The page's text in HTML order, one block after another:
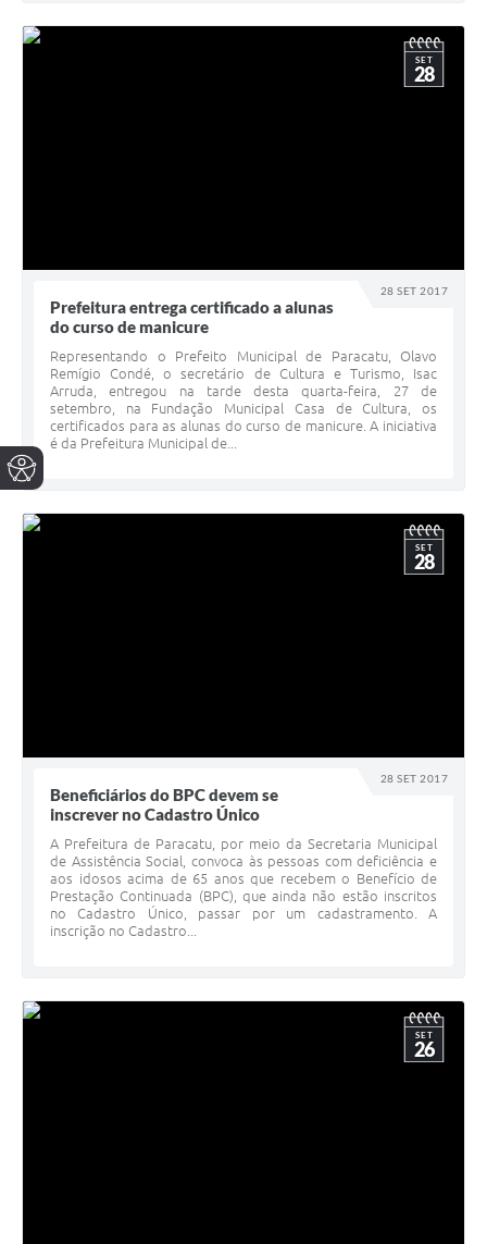
28 SET 2017
SET
28
Prefeitura entrega certificado a alunas
do curso de manicure
Representando o Prefeito Municipal de Paracatu, Olavo
Remígio Condé, o secretário de Cultura e Turismo, Isac
Arruda, entregou na tarde desta quarta-feira, 27 de
setembro, na Fundação Municipal Casa de Cultura, os
certificados para as alunas do curso de manicure. A iniciativa
é da Prefeitura Municipal de...
28 SET 2017
SET
28
Beneficiários do BPC devem se
inscrever no Cadastro Único
A Prefeitura de Paracatu, por meio da Secretaria Municipal
de Assistência Social, convoca às pessoas com deficiência e
aos idosos acima de 65 anos que recebem o Benefício de
Prestação Continuada (BPC), que ainda não estão inscritos
no Cadastro Único, passar por um cadastramento. A
inscrição no Cadastro...
SET
26